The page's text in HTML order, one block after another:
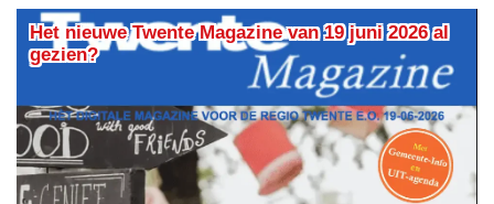
Het nieuwe Twente Magazine van 19 juni 2026 al
gezien?